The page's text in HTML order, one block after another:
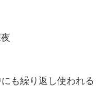
も繰り返し使われる